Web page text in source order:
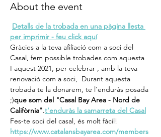
About the event
Detalls de la trobada en una pàgina llesta
per imprimir - feu click aquí
Gràcies a la teva afiliació com a soci del
Casal, fem possible trobades com aquesta
I aquest 2021, per celebrar , amb la teva
renovació com a soci, Durant aquesta
trobada te la donarem, te l'enduràs posada
;)que som del "Casal Bay Area - Nord de
Califòrnia".t'enduràs la samarreta del Casal
Fes-te soci del casal, és molt fàcil!
https://www.catalansbayarea.com/members